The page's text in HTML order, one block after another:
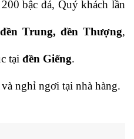
bậc đá, Quý khách lần
Trung, đền Thượng,
tại đền Giếng.
nghỉ ngơi tại nhà hàng.